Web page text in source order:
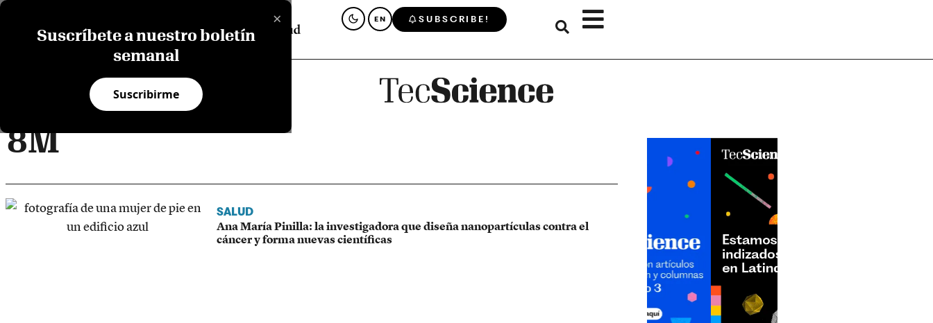
×
Suscríbete a nuestro boletín
semanal
Suscribirme
EN SUBSCRIBE!
8M
SALUD
Ana María Pinilla: la investigadora que diseña nanopartículas contra el
cáncer y forma nuevas científicas